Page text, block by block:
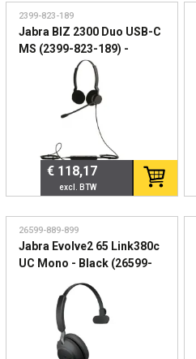
2399-823-189
Jabra BIZ 2300 Duo USB-C
MS (2399-823-189) -
Professionele USB-
headset voor intensief
zakelijk gebruik
€ 118,17
26599-889-899
Jabra Evolve2 65 Link380c
UC Mono - Black (26599-
889-899) - Professionele
draadloze headset voor
hybride werken